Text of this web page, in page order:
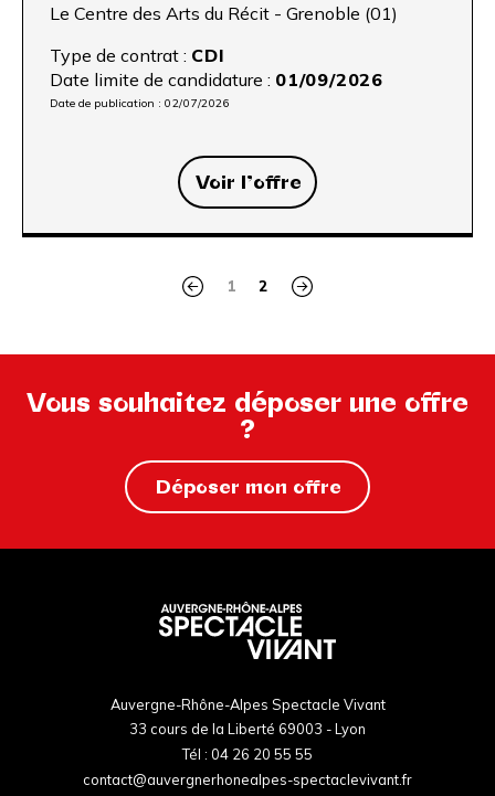
Le Centre des Arts du Récit - Grenoble (01)
Type de contrat : CDI
Date limite de candidature : 01/09/2026
Date de publication : 02/07/2026
Voir l’offre
1 2
Vous souhaitez déposer une offre
?
Déposer mon offre
Auvergne-Rhône-Alpes Spectacle Vivant
33 cours de la Liberté 69003 - Lyon
Tél : 04 26 20 55 55
contact@auvergnerhonealpes-spectaclevivant.fr